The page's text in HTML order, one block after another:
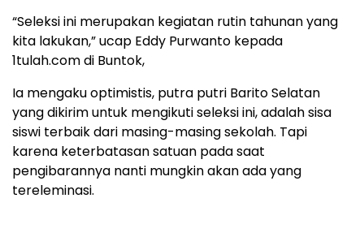
“Seleksi ini merupakan kegiatan rutin tahunan yang
kita lakukan,” ucap Eddy Purwanto kepada
1tulah.com di Buntok,
Ia mengaku optimistis, putra putri Barito Selatan
yang dikirim untuk mengikuti seleksi ini, adalah sisa
siswi terbaik dari masing-masing sekolah. Tapi
karena keterbatasan satuan pada saat
pengibarannya nanti mungkin akan ada yang
tereleminasi.